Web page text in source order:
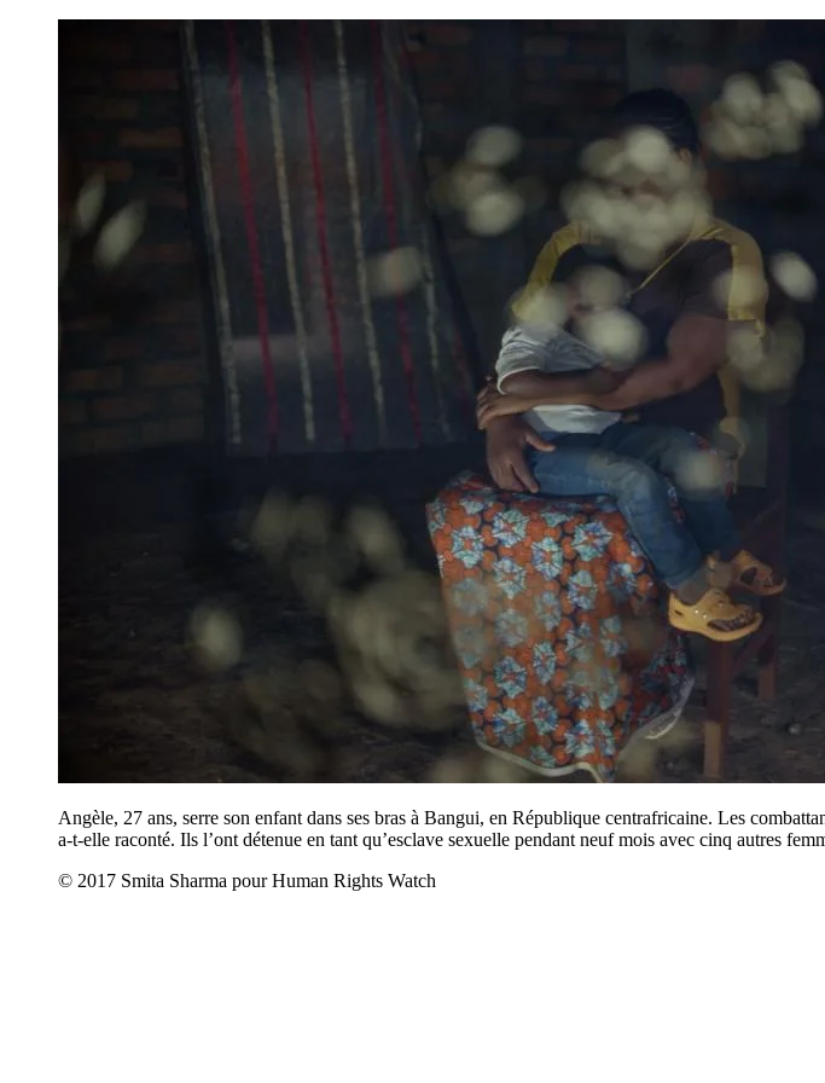
Angèle, 27 ans, serre son enfant dans ses bras à Bangui, en République centrafricaine. Les
a-t-elle raconté. Ils l’ont détenue en tant qu’esclave sexuelle pendant neuf mois avec cinq autres
© 2017 Smita Sharma pour Human Rights Watch